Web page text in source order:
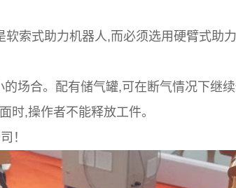
软索式助力机器人,而必须选用硬臂式
场合。配有储气罐,可在断气情况下继
时,操作者不能释放工件。
！